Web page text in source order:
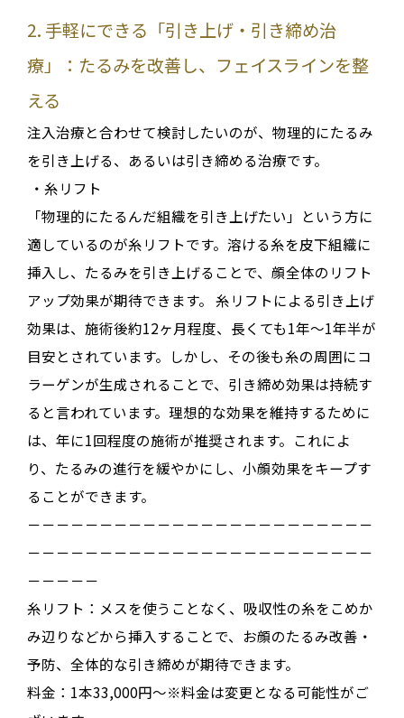
2. 手軽にできる「引き上げ・引き締め治
療」：たるみを改善し、フェイスラインを整
える
注入治療と合わせて検討したいのが、物理的にたるみ
を引き上げる、あるいは引き締める治療です。
・ 糸リフト
「物理的にたるんだ組織を引き上げたい」という方に
適しているのが糸リフトです。溶ける糸を皮下組織に
挿入し、たるみを引き上げることで、顔全体のリフト
アップ効果が期待できます。 糸リフトによる引き上げ
効果は、施術後約12ヶ月程度、長くても1年〜1年半が
目安とされています。しかし、その後も糸の周囲にコ
ラーゲンが生成されることで、引き締め効果は持続す
ると言われています。理想的な効果を維持するために
は、 年に1回程度の施術が推奨されます。これによ
り、たるみの進行を緩やかにし、小顔効果をキープす
ることができます。
－－－－－－－－－－－－－－－－－－－－－－－－
－－－－－－－－－－－－－－－－－－－－－－－－
－－－－－
糸リフト：メスを使うことなく、吸収性の糸をこめか
み辺りなどから挿入することで、お顔のたるみ改善・
予防、全体的な引き締めが期待できます。
料金：1本33,000円～※料金は変更となる可能性がご